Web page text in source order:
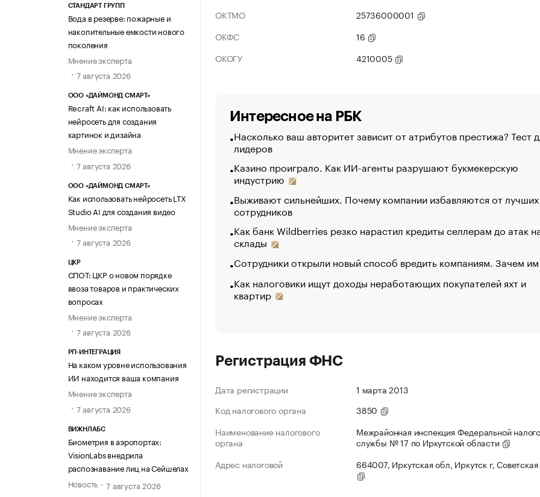
СТАНДАРТ ГРУПП
Вода в резерве: пожарные и
накопительные емкости нового
поколения
Мнение эксперта
7 августа 2026
ООО «ДАЙМОНД СМАРТ»
Recraft AI: как использовать
нейросеть для создания
картинок и дизайна
Мнение эксперта
7 августа 2026
ООО «ДАЙМОНД СМАРТ»
Как использовать нейросеть LTX
Studio AI для создания видео
Мнение эксперта
7 августа 2026
ЦКР
СПОТ: ЦКР о новом порядке
ввоза товаров и практических
вопросах
Мнение эксперта
7 августа 2026
РП-ИНТЕГРАЦИЯ
На каком уровне использования
ИИ находится ваша компания
Мнение эксперта
7 августа 2026
ВИЖНЛАБС
Биометрия в аэропортах:
VisionLabs внедрила
распознавание лиц на Сейшелах
Новость
7 августа 2026
ОКТМО
25736000001
ОКФС
16
ОКОГУ
4210005
Интересное на РБК
Насколько ваш авторитет зависит от атрибутов престижа? Тест
лидеров
Казино проиграло. Как ИИ-агенты разрушают букмекерскую
индустрию
Выживают сильнейших. Почему компании избавляются от лучших
сотрудников
Как банк Wildberries резко нарастил кредиты селлерам до атак
склады
Сотрудники открыли новый способ вредить компаниям. Зачем
Как налоговики ищут доходы неработающих покупателей яхт и
квартир
Регистрация ФНС
Дата регистрации
1 марта 2013
Код налогового органа
3850
Наименование налогового
органа
Межрайонная инспекция Федеральной
службы № 17 по Иркутской области
Адрес налоговой
664007, Иркутская обл, Иркутск г,